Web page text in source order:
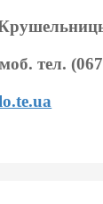
тел.